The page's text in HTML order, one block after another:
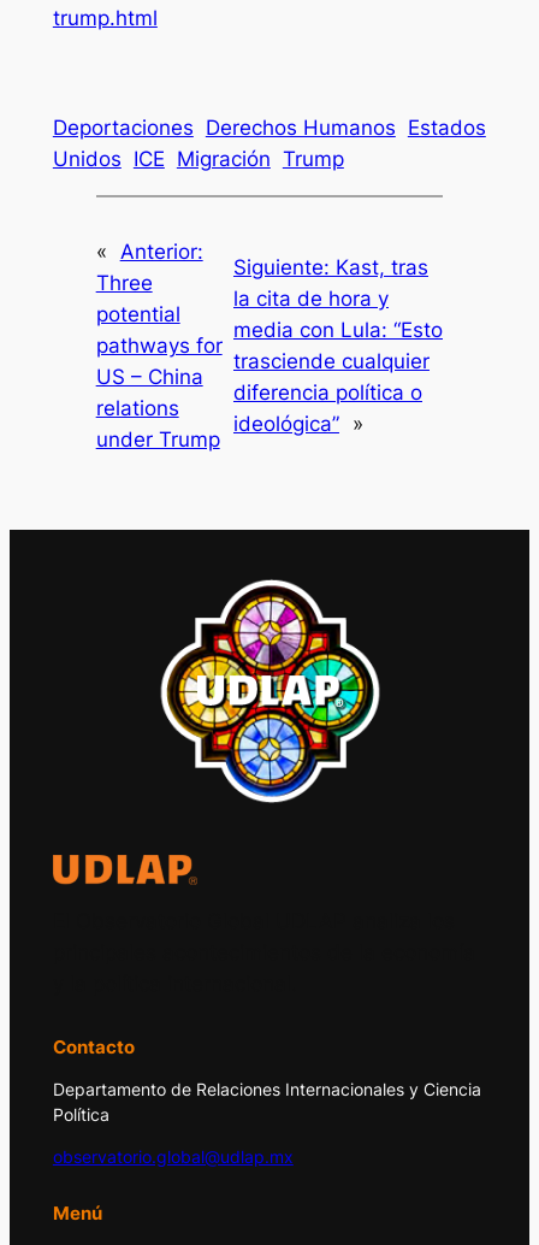
trump.html
Deportaciones Derechos Humanos Estados
Unidos ICE Migración Trump
«
Anterior:
Three
potential
pathways for
US – China
relations
under Trump
Siguiente: Kast, tras
la cita de hora y
media con Lula: “Esto
trasciende cualquier
diferencia política o
ideológica”
»
Contacto
Departamento de Relaciones Internacionales y Ciencia
Política
observatorio.global@udlap.mx
Menú